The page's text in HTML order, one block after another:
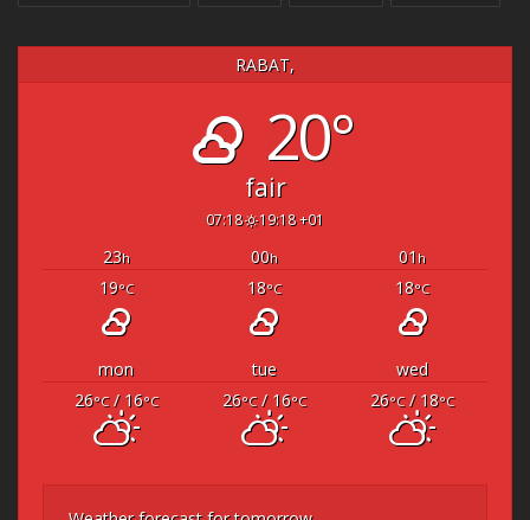
RABAT,
20°
fair
07:18 19:18 +01
23h 00h 01 h
19°C 18°C 18°C
mon tue
wed
26°C/ 16°C 26°C/ 16°C 26°C/ 18°C